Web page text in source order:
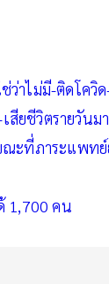
ว่าไม่มี-ติดโควิ
สียชีวิตรายวันม
ณะที่ภาระแพท
1,700 คน